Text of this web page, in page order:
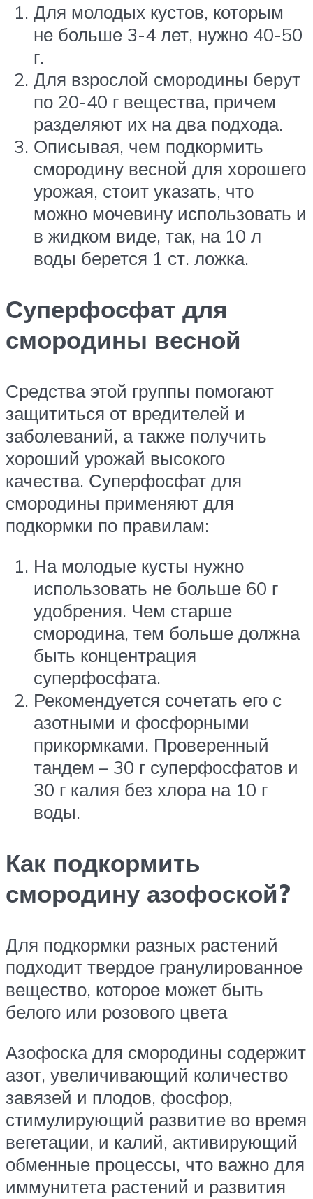
Для молодых кустов, которым
не больше 3-4 лет, нужно 40-50
г.
Для взрослой смородины берут
по 20-40 г вещества, причем
разделяют их на два подхода.
Описывая, чем подкормить
смородину весной для хорошего
урожая, стоит указать, что
можно мочевину использовать и
в жидком виде, так, на 10 л
воды берется 1 ст. ложка.
Суперфосфат для
смородины весной
Средства этой группы помогают
защититься от вредителей и
заболеваний, а также получить
хороший урожай высокого
качества. Суперфосфат для
смородины применяют для
подкормки по правилам:
На молодые кусты нужно
использовать не больше 60 г
удобрения. Чем старше
смородина, тем больше должна
быть концентрация
суперфосфата.
Рекомендуется сочетать его с
азотными и фосфорными
прикормками. Проверенный
тандем – 30 г суперфосфатов и
30 г калия без хлора на 10 г
воды.
Как подкормить
смородину азофоской?
Для подкормки разных растений
подходит твердое гранулированное
вещество, которое может быть
белого или розового цвета
Азофоска для смородины содержит
азот, увеличивающий количество
завязей и плодов, фосфор,
стимулирующий развитие во время
вегетации, и калий, активирующий
обменные процессы, что важно для
иммунитета растений и развития